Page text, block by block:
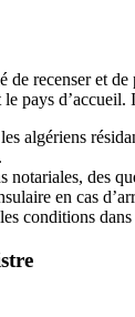
recenser et
pays
algériens
notariales, des
en cas
conditions